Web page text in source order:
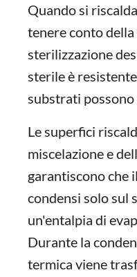
Quando si
tenere conto
sterilizzazione
sterile è
substrati
Le superfici
miscelazione e
garantiscono che
condensi solo sul
un'entalpia di
Durante la
termica viene